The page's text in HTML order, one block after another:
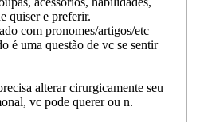
quiser e preferir.
com pronomes/artigos/etc
é uma questão de vc se sentir
alterar cirurgicamente seu
vc pode querer ou n.